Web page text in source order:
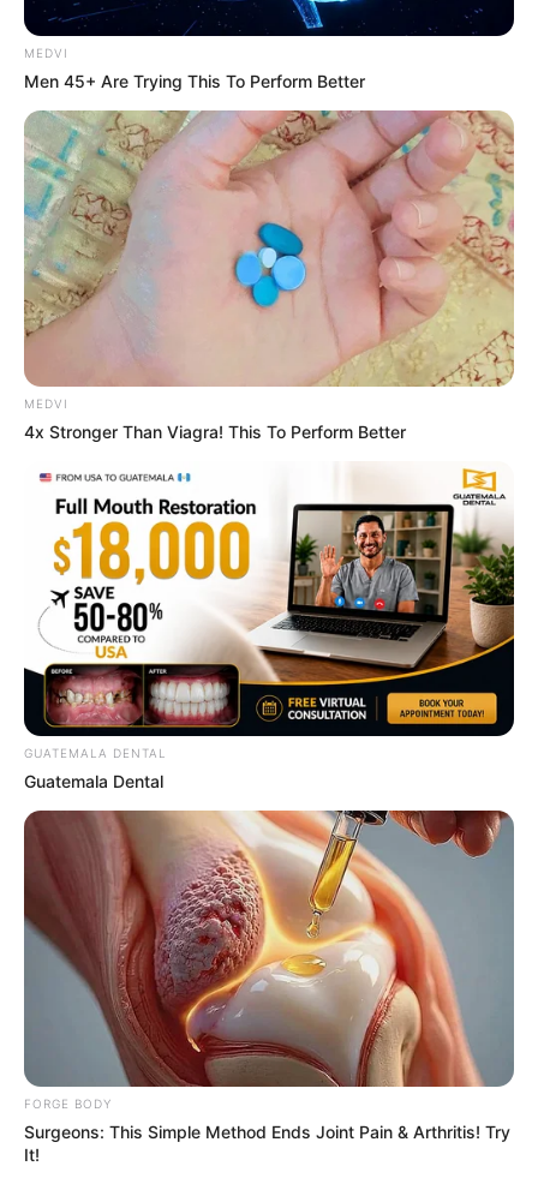
Plug It In: The 1-Minute Device Tweak Melting US
Power Bills By 90%
STOPWATT
แนะนำ
ดูดวง
ดูเพิ่มเติม
ดูดวง
เบอร์โทร คน Keep look เป๊ะทุกมุมดูดี
ทุกองศา คุณล่ะมีเลขคู่นี้ไหม
ดูดวง
วันที่ 1 ส.ค. 2569 วันคล้ายวันสำเร็จ
MEDVI
Men 45+ Are Trying This To Perform Better
MEDVI
4x Stronger Than Viagra! This To Perform Better
GUATEMALA DENTAL
Guatemala Dental
FORGE BODY
Surgeons: This Simple Method Ends Joint Pain & Arthritis! Try
It!